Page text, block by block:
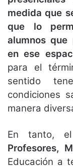
medida que
que lo
alumnos que
en ese
para el
sentido
condiciones
manera
En tanto,
Profesores,
Educación a